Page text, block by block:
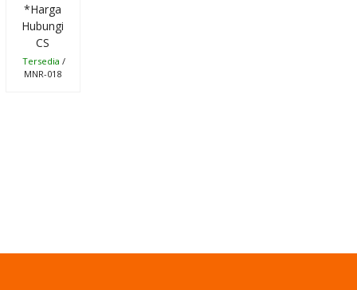
*Harga
Hubungi
CS
Tersedia /
MNR-018